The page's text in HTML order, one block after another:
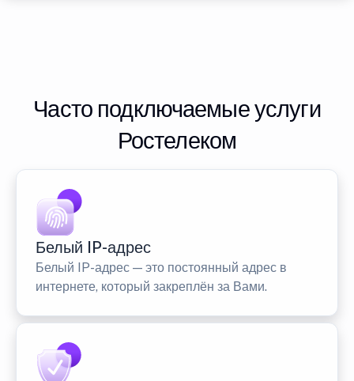
Часто подключаемые услуги
Ростелеком
Белый IP-адрес
Белый IP-адрес — это постоянный адрес в
интернете, который закреплён за Вами.